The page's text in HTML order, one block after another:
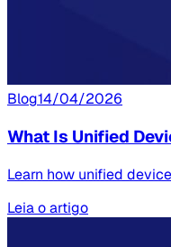
Blog14/04/2026
What Is Unified
Learn how unified
Leia o artigo